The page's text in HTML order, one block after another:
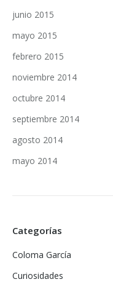
junio 2015
mayo 2015
febrero 2015
noviembre 2014
octubre 2014
septiembre 2014
agosto 2014
mayo 2014
Categorías
Coloma García
Curiosidades